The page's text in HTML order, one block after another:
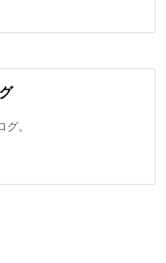
グ。